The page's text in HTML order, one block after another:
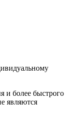
и более быстрого
являются